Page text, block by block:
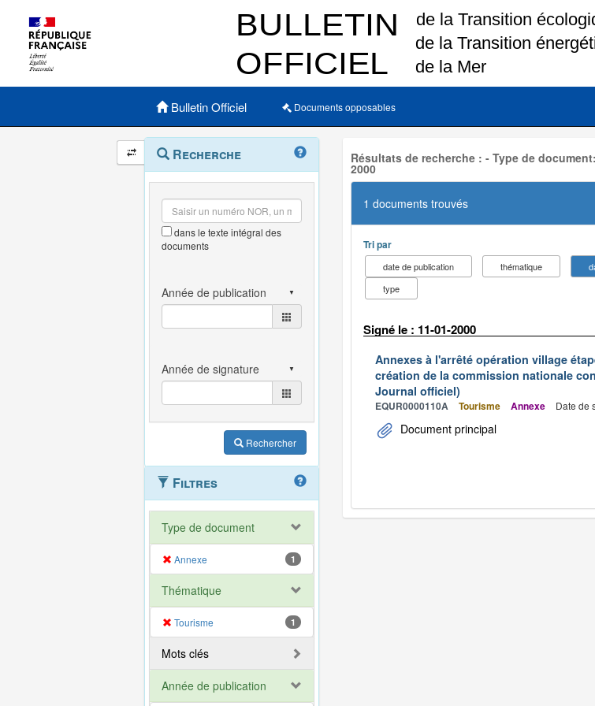
Menu principal
Bulletin Officiel Documents opposables
Navigation
et
outils
annexes
Menu
contextuel
Recherche
dans le texte intégral des
documents
Rechercher
Filtres
Type de document
Annexe 1
Thématique
Tourisme 1
Mots clés
Année de publication
Résultats de recherche : - Type de
2000
1 documents trouvés
Tri par
date de publication thématique
type
Signé le : 11-01-2000
Annexes à l'arrêté opération village
création de la commission nationale
Journal officiel)
EQUR0000110A Tourisme Annexe Date de
Document principal